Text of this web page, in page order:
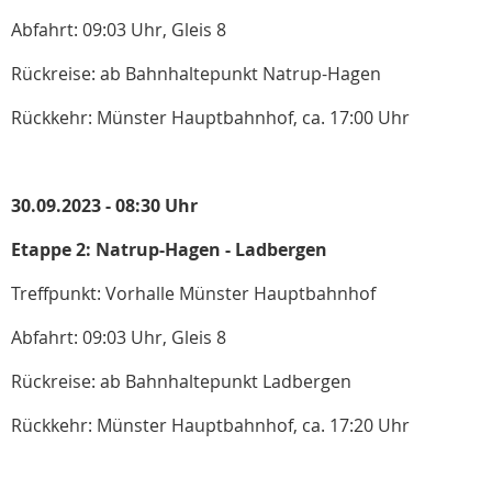
Abfahrt: 09:03 Uhr, Gleis 8
Rückreise: ab Bahnhaltepunkt Natrup-Hagen
Rückkehr: Münster Hauptbahnhof, ca. 17:00 Uhr
30.09.2023 - 08:30 Uhr
Etappe 2: Natrup-Hagen - Ladbergen
Treffpunkt: Vorhalle Münster Hauptbahnhof
Abfahrt: 09:03 Uhr, Gleis 8
Rückreise: ab Bahnhaltepunkt Ladbergen
Rückkehr: Münster Hauptbahnhof, ca. 17:20 Uhr